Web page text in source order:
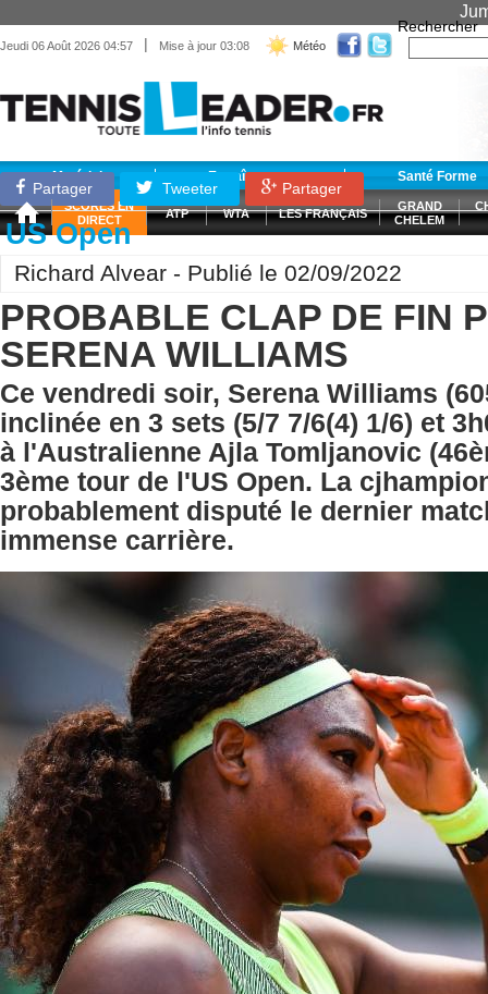
Jeudi 06 Août 2026 04:57 | Mise à jour 03:08 Météo
Rechercher
Matériel Entraînement Santé Forme
SCORES EN
DIRECT
ATP WTA LES FRANÇAIS
GRAND
CHELEM
Partager Tweeter Partager
US Open
Richard Alvear - Publié le 02/09/2022
PROBABLE CLAP DE FIN
SERENA WILLIAMS
Ce vendredi soir, Serena Williams
inclinée en 3 sets (5/7 7/6(4) 1/6) et
à l'Australienne Ajla Tomljanovic
3ème tour de l'US Open. La
probablement disputé le dernier
immense carrière.